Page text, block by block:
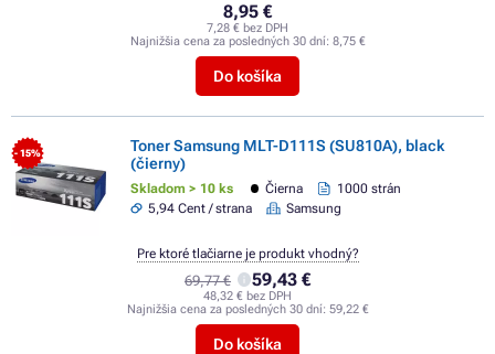
8,95 €
7,28 € bez DPH
Najnižšia cena za posledných 30 dní: 8,75 €
Do košíka
- 15%
Toner Samsung MLT-D111S (SU810A), black
(čierny)
Skladom > 10 ks Čierna
1000 strán
5,94 Cent / strana
Samsung
69,77 € 59,43 €
48,32 € bez DPH
Najnižšia cena za posledných 30 dní: 59,22 €
Do košíka
Pre ktoré tlačiarne je produkt vhodný?